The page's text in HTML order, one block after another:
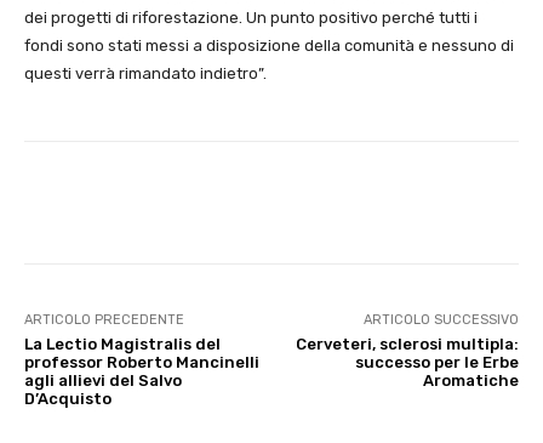
dei progetti di riforestazione. Un punto positivo perché tutti i
fondi sono stati messi a disposizione della comunità e nessuno di
questi verrà rimandato indietro”.
ARTICOLO PRECEDENTE
La Lectio Magistralis del
professor Roberto Mancinelli
agli allievi del Salvo
D’Acquisto
ARTICOLO SUCCESSIVO
Cerveteri, sclerosi multipla:
successo per le Erbe
Aromatiche